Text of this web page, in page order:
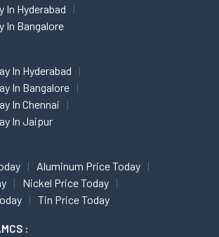
In Hyderabad
In Bangalore
In Hyderabad
In Bangalore
In Chennai
In Jaipur
Aluminum Price Today
Nickel Price Today
Tin Price Today
: